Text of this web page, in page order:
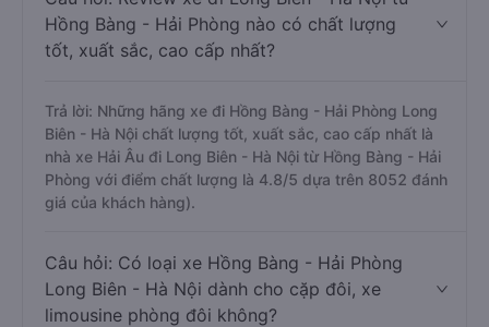
Hồng Bàng - Hải Phòng nào có chất lượng
tốt, xuất sắc, cao cấp nhất?
Trả lời: Những hãng xe đi Hồng Bàng - Hải Phòng Long
Biên - Hà Nội chất lượng tốt, xuất sắc, cao cấp nhất là
nhà xe Hải Âu đi Long Biên - Hà Nội từ Hồng Bàng - Hải
Phòng với điểm chất lượng là 4.8/5 dựa trên 8052 đánh
giá của khách hàng).
Câu hỏi: Có loại xe Hồng Bàng - Hải Phòng
Long Biên - Hà Nội dành cho cặp đôi, xe
limousine phòng đôi không?